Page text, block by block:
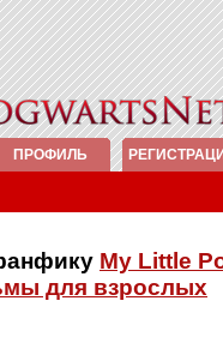
ПРОФИЛЬ
My Little
для взрослых